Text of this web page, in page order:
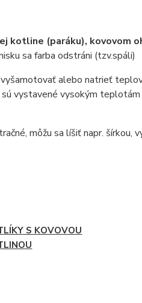
kotline (paráku), kovovom
sa farba odstráni (tzv.spáli)
alebo natrieť
vystavené vysokým
môžu sa líšiť napr. šírkou,
S KOVOVOU